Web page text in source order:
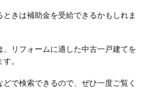
きは補助金を受給できるかもしれま
、リフォームに適した中古一戸建てを
。
で検索できるので、ぜひ一度ご覧く